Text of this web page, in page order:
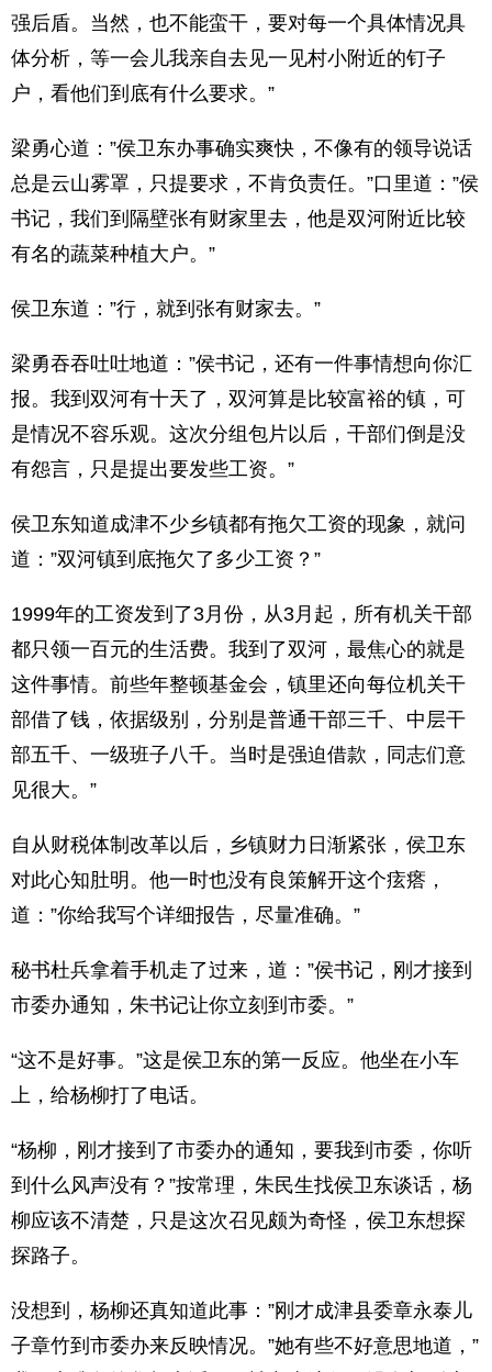
强后盾。当然，也不能蛮干，要对每一个具体情况具
体分析，等一会儿我亲自去见一见村小附近的钉子
户，看他们到底有什么要求。”
梁勇心道：”侯卫东办事确实爽快，不像有的领导说话
总是云山雾罩，只提要求，不肯负责任。”口里道：”侯
书记，我们到隔壁张有财家里去，他是双河附近比较
有名的蔬菜种植大户。”
侯卫东道：”行，就到张有财家去。”
梁勇吞吞吐吐地道：”侯书记，还有一件事情想向你汇
报。我到双河有十天了，双河算是比较富裕的镇，可
是情况不容乐观。这次分组包片以后，干部们倒是没
有怨言，只是提出要发些工资。”
侯卫东知道成津不少乡镇都有拖欠工资的现象，就问
道：”双河镇到底拖欠了多少工资？”
1999年的工资发到了3月份，从3月起，所有机关干部
都只领一百元的生活费。我到了双河，最焦心的就是
这件事情。前些年整顿基金会，镇里还向每位机关干
部借了钱，依据级别，分别是普通干部三千、中层干
部五千、一级班子八千。当时是强迫借款，同志们意
见很大。”
自从财税体制改革以后，乡镇财力日渐紧张，侯卫东
对此心知肚明。他一时也没有良策解开这个痃瘩，
道：”你给我写个详细报告，尽量准确。”
秘书杜兵拿着手机走了过来，道：”侯书记，刚才接到
市委办通知，朱书记让你立刻到市委。”
“这不是好事。”这是侯卫东的第一反应。他坐在小车
上，给杨柳打了电话。
“杨柳，刚才接到了市委办的通知，要我到市委，你听
到什么风声没有？”按常理，朱民生找侯卫东谈话，杨
柳应该不清楚，只是这次召见颇为奇怪，侯卫东想探
探路子。
没想到，杨柳还真知道此事：”刚才成津县委章永泰儿
子章竹到市委办来反映情况。”她有些不好意思地道，”